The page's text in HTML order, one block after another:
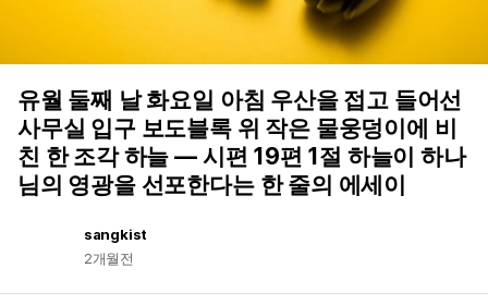
유월 둘째 날 화요일 아침 우산을 접고 들어선
사무실 입구 보도블록 위 작은 물웅덩이에 비
친 한 조각 하늘 — 시편 19편 1절 하늘이 하나
님의 영광을 선포한다는 한 줄의 에세이
sangkist
2개월전